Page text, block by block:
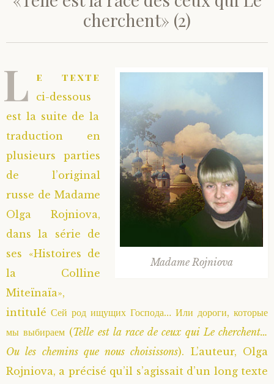
Saint Hilarion (Troïtski)
Saint Laurent de Tchernigov
Saint Nikon d’Optina
Saint Seraphim de Sarov
Saint Seraphim de Vyritsa
Saint Serge de Radonège
Saint Siméon (Jelnine)
Saint Sophrony l’Athonite
Sainte Xenia
Sainte Matrone de Moscou
Saint Spyridon
Métropolite Zénobe (Majouga)
Archimandrite Adrien (Kirsanov)
Archimandrite Andronique (Loukach)
Archimandrite Athénogène (Agapov)
Higoumène Boris (Kramtsov)
Bienheureuses et Staritsas
Bienheureuse Lioubouchka
Bienheureuse Maria Ivanovna
Staritsa Marie Makovkine
Natalia de Vyritsa
Staritsa Anastasia
Geronda Grigorios de Dochiariou
Archimandrite Hippolyte (Khaline)
Archimandrite Lazare (Abachidzé)
Geronda Arsenios le Spiléote
Gerondissa Makrina (Vassopoulou)
Portraits
cherchent» (2)
Madame Rojniova
L e texte
ci-dessous
est la suite de la
traduction en
plusieurs parties
de l’original
russe de Madame
Olga Rojniova,
dans la série de
ses «Histoires de
la Colline
Miteïnaïa»,
intitulé Сей род ищущих Господа… Или дороги, которые
мы выбираем (Telle est la race de ceux qui Le cherchent…
Ou les chemins que nous choisissons). L’auteur, Olga
Rojniova, a précisé qu’il s’agissait d’un long texte